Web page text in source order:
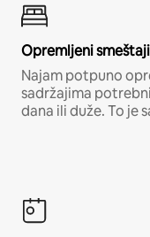
Opremljeni
Najam potpuno
sadržajima
dana ili duže. To je